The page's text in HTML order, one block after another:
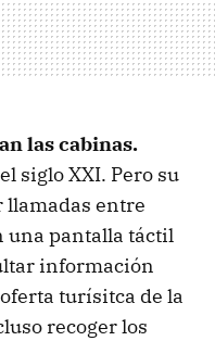
las cabinas.
siglo XXI. Pero su
entre
una pantalla táctil
información
turísitca de la
recoger los